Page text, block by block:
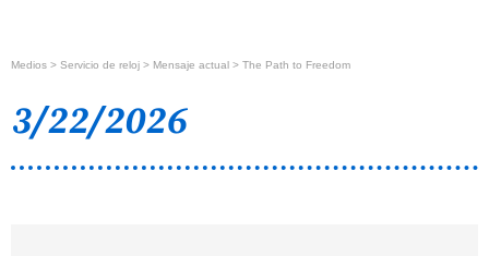
Medios > Servicio de reloj > Mensaje actual > The Path to Freedom
3/22/2026